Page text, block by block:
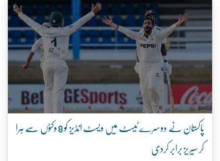
پاکستان نے دوسرے ٹیسٹ میں ویسٹ انڈیز کو 8 وکٹوں سے ہرا
کر سیریز برابر کردی